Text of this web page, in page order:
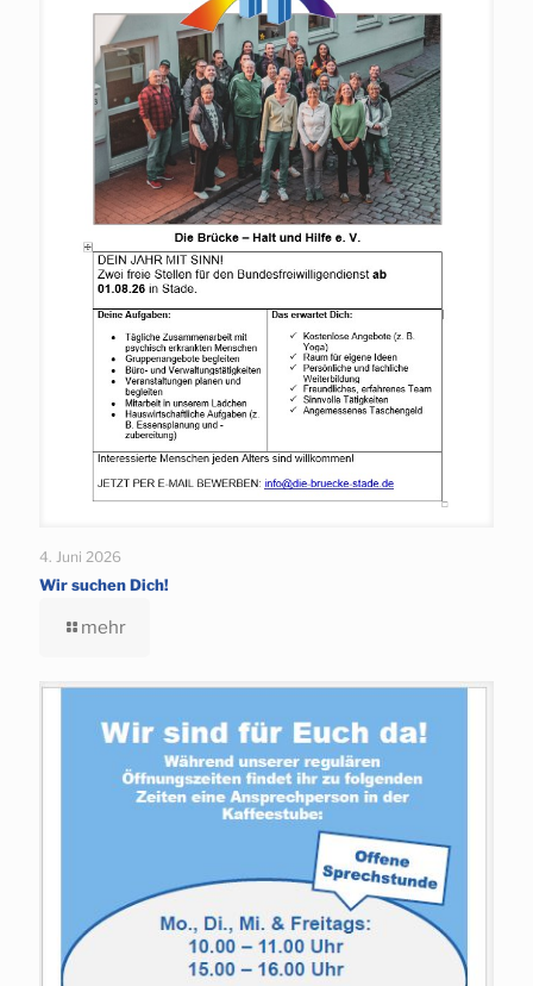
4. Juni 2026
Wir suchen Dich!
mehr